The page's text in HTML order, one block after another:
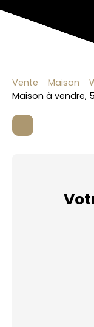
Vente Maison
Maison à vendre,